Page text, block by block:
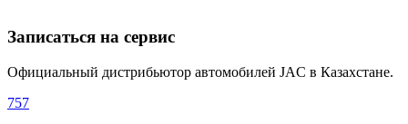
Записаться на сервис
Официальный дистрибьютор автомобилей JAC в Казахстане.
757